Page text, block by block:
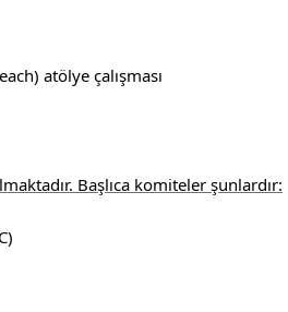
atölye çalışması
Başlıca komiteler şunlardır: